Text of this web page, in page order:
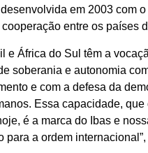
em 2003 com
entre os países
e África do Sul têm a
soberania e autonomia
e com a defesa da
Essa capacidade, que
é a marca do Ibas e
para a ordem internacional”,